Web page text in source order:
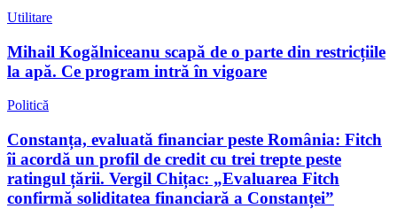
Utilitare
Mihail Kogălniceanu scapă de o parte din restricțiile
la apă. Ce program intră în vigoare
Politică
Constanța, evaluată financiar peste România: Fitch
îi acordă un profil de credit cu trei trepte peste
ratingul țării. Vergil Chițac: „Evaluarea Fitch
confirmă soliditatea financiară a Constanței”